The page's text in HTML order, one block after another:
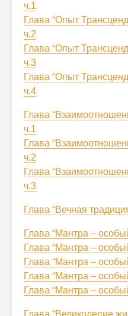
ч.1
Глава “Опыт
ч.2
Глава “Опыт
ч.3
Глава “Опыт
ч.4
Глава
ч.1
Глава
ч.2
Глава
ч.3
Глава “Вечная
Глава “Мантра –
Глава “Мантра –
Глава “Мантра –
Глава “Мантра –
Глава “Мантра –
Глава “Великолепие